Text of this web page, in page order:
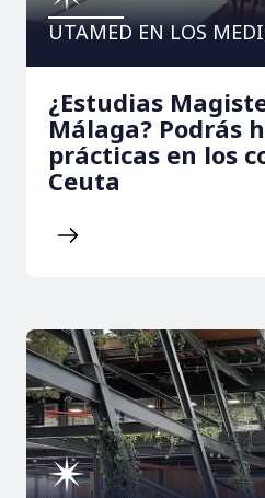
UTAMED EN LOS
¿Estudias
Málaga? Podrás
prácticas en los
Ceuta